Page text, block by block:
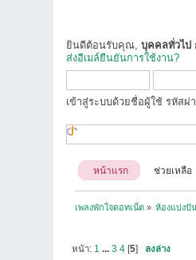
ยินดีต้อนรับคุณ,บุคคลทั่วไป
ส่งอีเมล์ยืนยันการใช้งาน?
เข้าสู่ระบบด้วยชื่อผู้ใช้ รหัสผ่
หน้าแรก ช่วยเหลือ
เพลงพักใจดอทเน็ต» ห้องแบ่งปั
หน้า: 1 ... 3 4[5] ลงล่าง